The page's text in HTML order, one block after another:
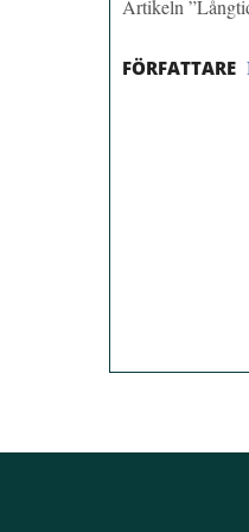
Artikeln
FÖRFATTARE